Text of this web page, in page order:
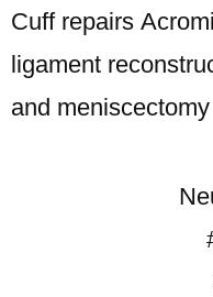
Cuff repairs
ligament
and meniscectomy